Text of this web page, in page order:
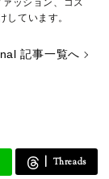
ッション、コス
しています。
記事一覧へ
Threads